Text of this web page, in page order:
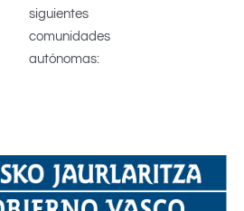
siguientes
comunidades
autónomas: